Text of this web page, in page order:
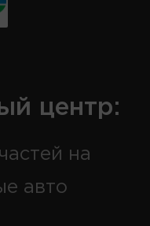
центр:
на
авто